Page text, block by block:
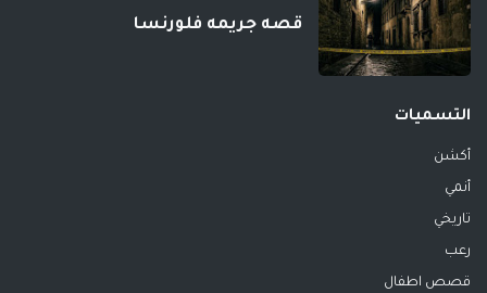
قصه جريمه فلورنسا
التسميات
أكشن
أنمي
تاريخي
رعب
قصص اطفال